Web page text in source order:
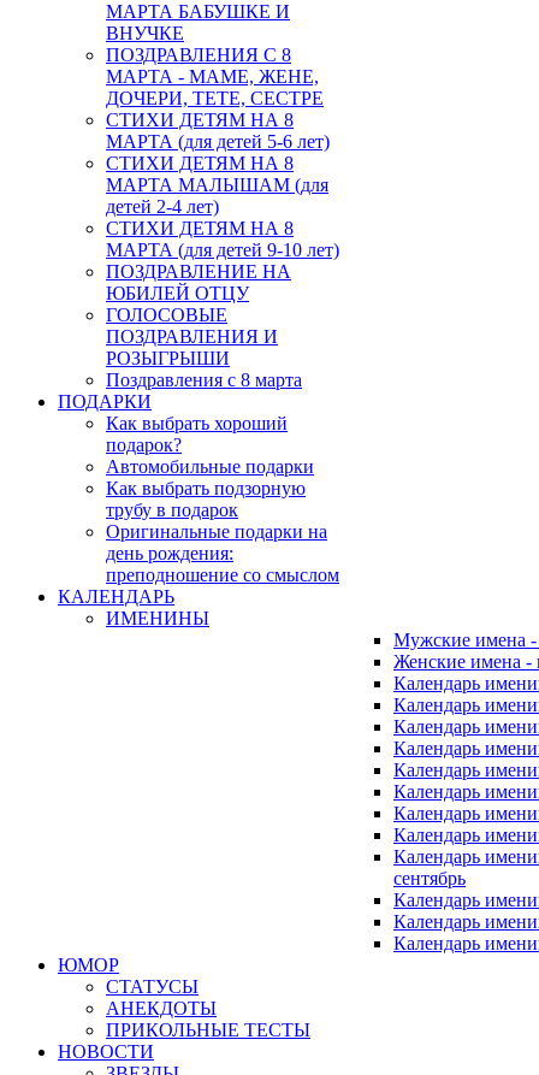
МАРТА БАБУШКЕ И
ВНУЧКЕ
ПОЗДРАВЛЕНИЯ С 8
МАРТА - МАМЕ, ЖЕНЕ,
ДОЧЕРИ, ТЕТЕ, СЕСТРЕ
СТИХИ ДЕТЯМ НА 8
МАРТА (для детей 5-6 лет)
СТИХИ ДЕТЯМ НА 8
МАРТА МАЛЫШАМ (для
детей 2-4 лет)
СТИХИ ДЕТЯМ НА 8
МАРТА (для детей 9-10 лет)
ПОЗДРАВЛЕНИЕ НА
ЮБИЛЕЙ ОТЦУ
ГОЛОСОВЫЕ
ПОЗДРАВЛЕНИЯ И
РОЗЫГРЫШИ
Поздравления с 8 марта
ПОДАРКИ
Как выбрать хороший
подарок?
Автомобильные подарки
Как выбрать подзорную
трубу в подарок
Оригинальные подарки на
день рождения:
преподношение со смыслом
КАЛЕНДАРЬ
ИМЕНИНЫ
Мужские имена
Женские имена
Календарь
Календарь
Календарь
Календарь
Календарь
Календарь
Календарь
Календарь
Календарь
сентябрь
Календарь
Календарь
Календарь
ЮМОР
СТАТУСЫ
АНЕКДОТЫ
ПРИКОЛЬНЫЕ ТЕСТЫ
НОВОСТИ